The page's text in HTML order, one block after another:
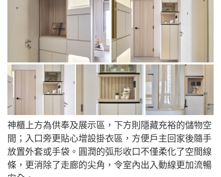
神櫃上方為供奉及展示區，下方則隱藏充裕的儲物空
間；入口旁更貼心增設掛衣區，方便戶主回家後隨手
放置外套或手袋。圓潤的弧形收口不僅柔化了空間線
條，更消除了走廊的尖角，令室內出入動線更加流暢